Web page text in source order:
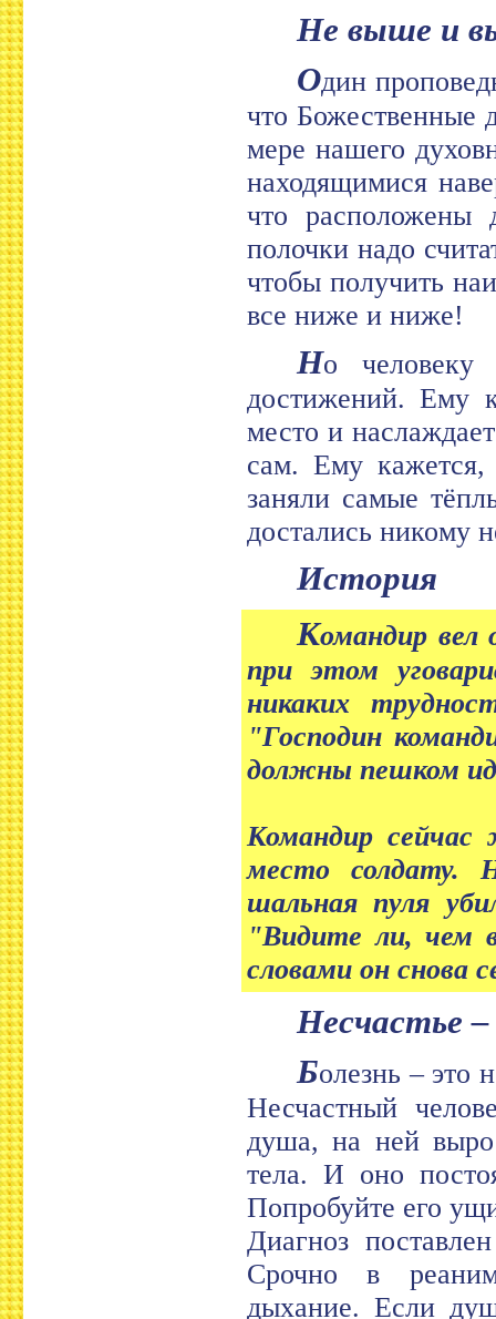
Не выше и
Один
что Божественные
мере нашего
находящимися
что расположены
полочки надо
чтобы получить
все ниже и ниже!
Но человеку
достижений. Ему
место и
сам. Ему
заняли самые
достались никому
История
Командир вел
при этом
никаких
"Господин
должны пешком
Командир
место солдату.
шальная пуля
"Видите ли, чем
словами он снова
Несчастье
Болезнь – это
Несчастный
душа, на ней
тела. И оно
Попробуйте его
Диагноз
Срочно в
дыхание. Если